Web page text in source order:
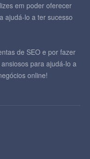
em poder oferecer
ajudá-lo a ter sucesso
de SEO e por fazer
para ajudá-lo a
online!